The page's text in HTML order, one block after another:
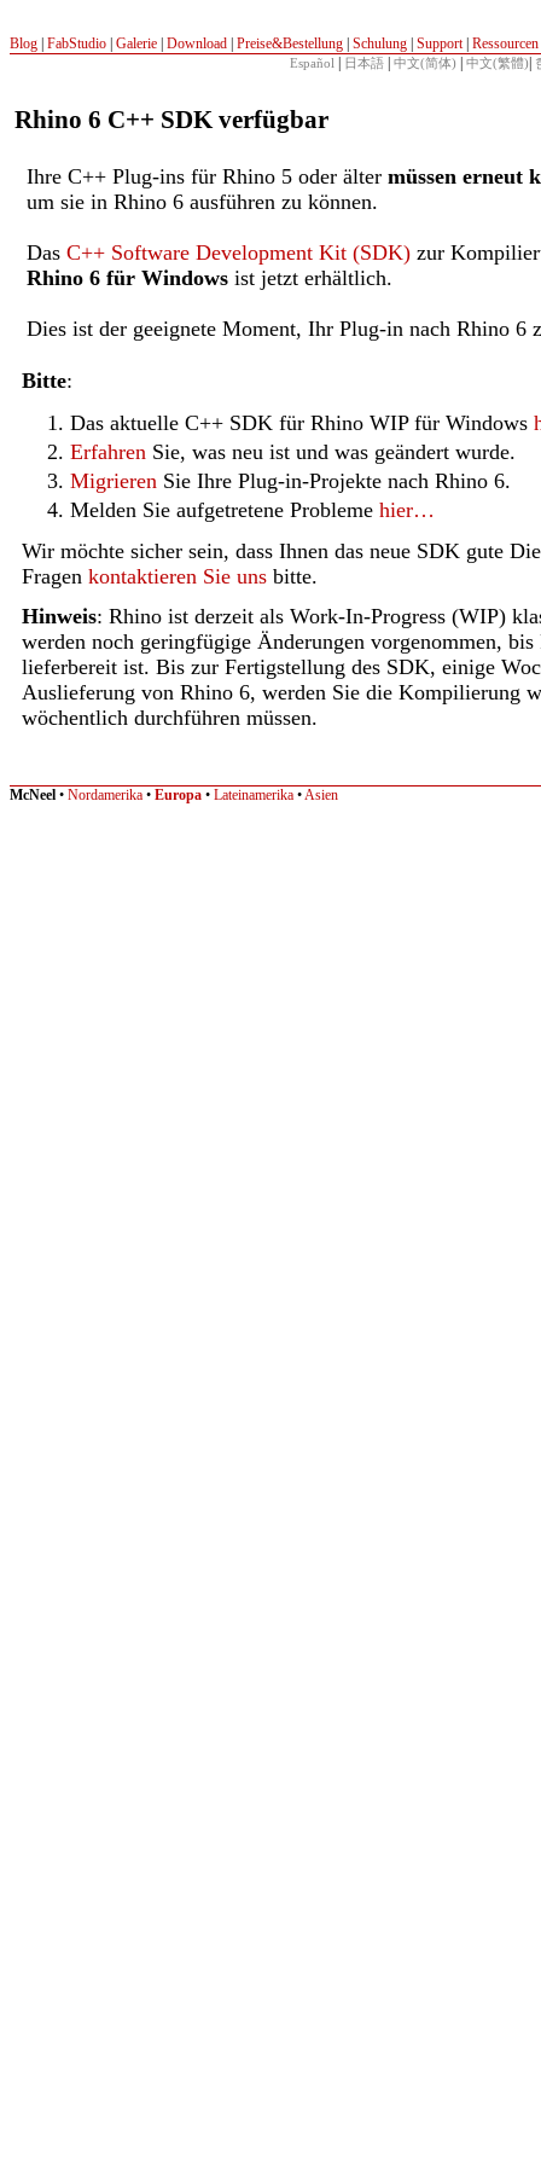
Blog FabStudio Galerie Download Preise&Bestellung Schulung Support| Ressourcen
Español 日本語 中文(简体) 中文(繁體)
Rhino 6 C++ SDK verfügbar
Ihre C++ Plug-ins für Rhino 5 oder älter müssen erneut
um sie in Rhino 6 ausführen zu können.
Das C++ Software Development Kit (SDK) zur
Rhino 6 für Windows ist jetzt erhältlich.
Dies ist der geeignete Moment, Ihr Plug-in nach Rhino 6
Bitte:
Das aktuelle C++ SDK für Rhino WIP für Windows
Erfahren Sie, was neu ist und was geändert wurde.
Migrieren Sie Ihre Plug-in-Projekte nach Rhino 6.
Melden Sie aufgetretene Probleme hier…
Wir möchte sicher sein, dass Ihnen das neue SDK gute
Fragen kontaktieren Sie uns bitte.
Hinweis: Rhino ist derzeit als Work-In-Progress (WIP)
werden noch geringfügige Änderungen vorgenommen, bis
lieferbereit ist. Bis zur Fertigstellung des SDK, einige
Auslieferung von Rhino 6, werden Sie die Kompilierung
wöchentlich durchführen müssen.
McNeel • Nordamerika • Europa • Lateinamerika •Asien